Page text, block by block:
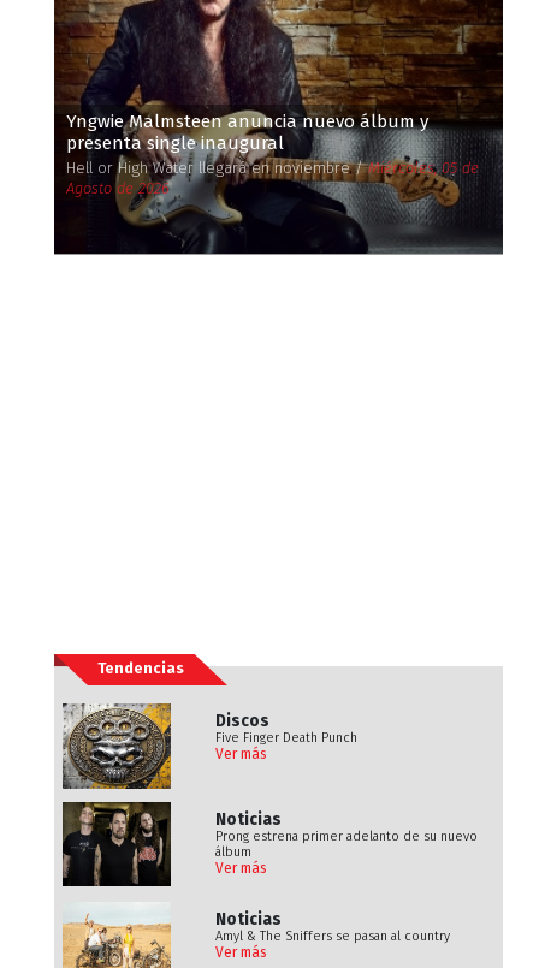
Yngwie Malmsteen anuncia nuevo álbum y
presenta single inaugural
Hell or High Water llegará en noviembre /Miércoles, 05 de
Agosto de 2026
Tendencias
Discos
Five Finger Death Punch
Ver más
Noticias
Prong estrena primer adelanto de su nuevo
álbum
Ver más
Noticias
Amyl & The Sniffers se pasan al country
Ver más